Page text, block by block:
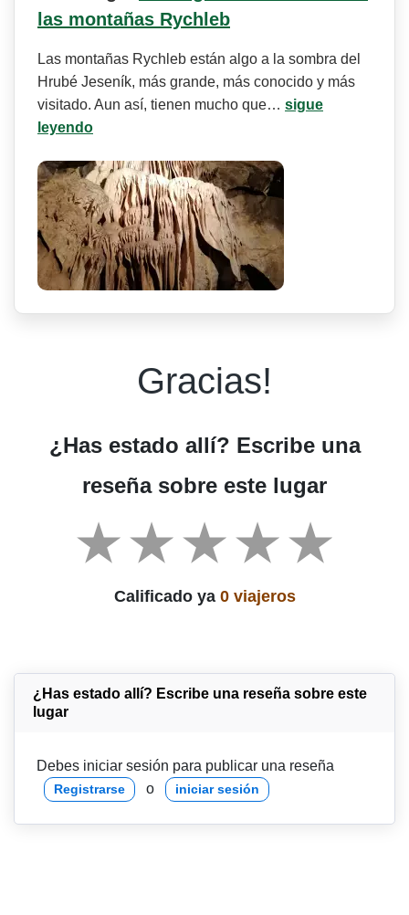
las montañas Rychleb
Las montañas Rychleb están algo a la sombra del
Hrubé Jeseník, más grande, más conocido y más
visitado. Aun así, tienen mucho que… sigue
leyendo
Gracias!
¿Has estado allí? Escribe una
reseña sobre este lugar
Calificado ya 0 viajeros
¿Has estado allí? Escribe una reseña sobre este
lugar
Debes iniciar sesión para publicar una reseña
Registrarse o iniciar sesión